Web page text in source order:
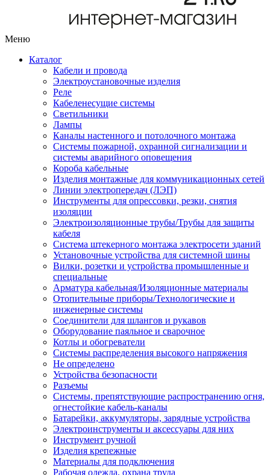
Меню
Каталог
Кабели и провода
Электроустановочные изделия
Реле
Кабеленесущие системы
Светильники
Лампы
Каналы настенного и потолочного монтажа
Системы пожарной, охранной сигнализации и
системы аварийного оповещения
Короба кабельные
Изделия монтажные для коммуникационных сетей
Линии электропередач (ЛЭП)
Инструменты для опрессовки, резки, снятия
изоляции
Электроизоляционные трубы/Трубы для защиты
кабеля
Система штекерного монтажа электросети зданий
Установочные устройства для системной шины
Вилки, розетки и устройства промышленные и
специальные
Арматура кабельная/Изоляционные материалы
Отопительные приборы/Технологические и
инженерные системы
Соединители для шлангов и рукавов
Оборудование паяльное и сварочное
Котлы и обогреватели
Системы распределения высокого напряжения
Не определено
Устройства безопасности
Разъемы
Системы, препятствующие распространению огня,
огнестойкие кабель-каналы
Батарейки, аккумуляторы, зарядные устройства
Электроинструменты и аксессуары для них
Инструмент ручной
Изделия крепежные
Материалы для подключения
Рабочая одежда, охрана труда